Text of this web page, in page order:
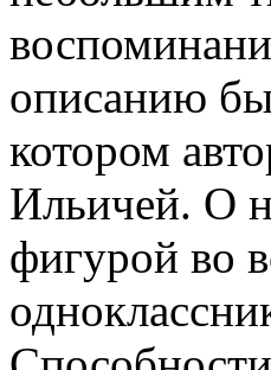
описанию
котором
Ильичей. О
фигурой во